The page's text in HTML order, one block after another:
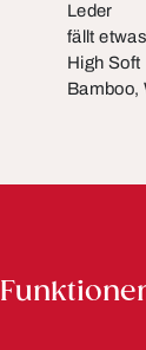
Leder
fällt
High Soft
Bamboo,